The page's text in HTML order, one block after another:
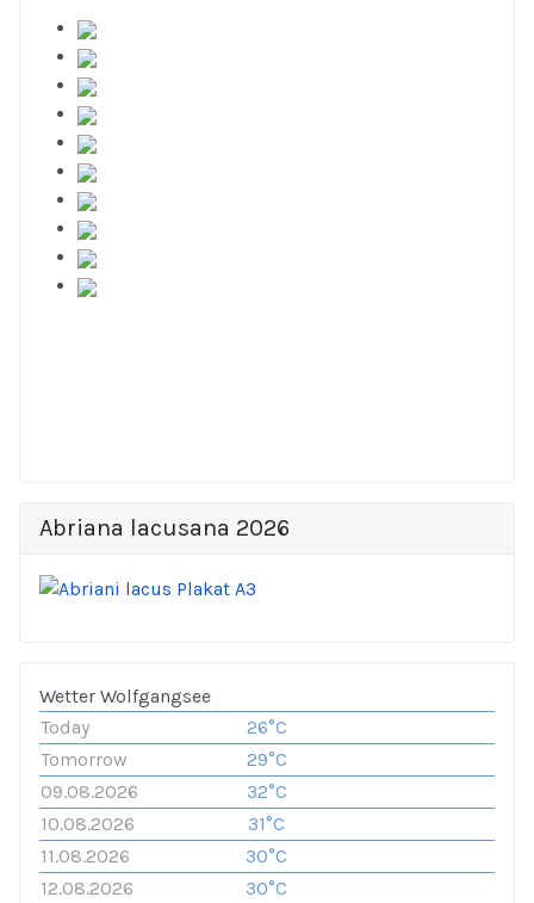
Abriana lacusana 2026
Wetter Wolfgangsee
Today
26°C
Tomorrow
29°C
09.08.2026
32°C
10.08.2026
31°C
11.08.2026
30°C
12.08.2026
30°C